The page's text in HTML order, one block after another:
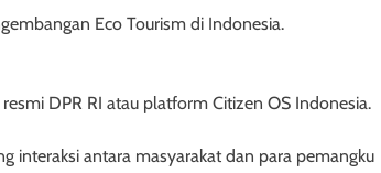
Eco Tourism di Indonesia.
DPR RI atau platform Citizen OS Indonesia.
interaksi antara masyarakat dan para pemangku